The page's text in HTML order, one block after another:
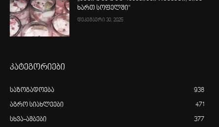
ხართ სოფელში“
დეკემბერი 30, 2025
კატეგორიები
საზოგადოება 938
აგრო სიახლეები 471
სხვა-ამბები 377